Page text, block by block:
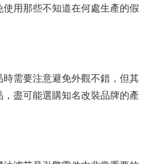
用那些不知道在何處生產的假
需要注意避免外觀不錯，但其
盡可能選購知名改裝品牌的產